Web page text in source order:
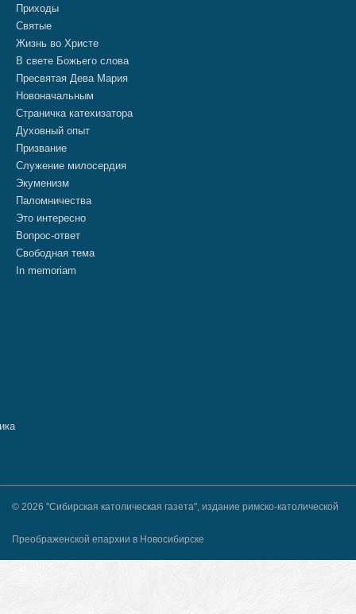
Приходы
Святые
Жизнь во Христе
В свете Божьего слова
Пресвятая Дева Мария
Новоначальным
Страничка катехизатора
Духовный опыт
Призвание
Служение милосердия
Экуменизм
Паломничества
Это интересно
Вопрос-ответ
Свободная тема
In memoriam
© 2026 "Сибирская католическая газета", издание римско-католической
Преображенской епархии в Новосибирске